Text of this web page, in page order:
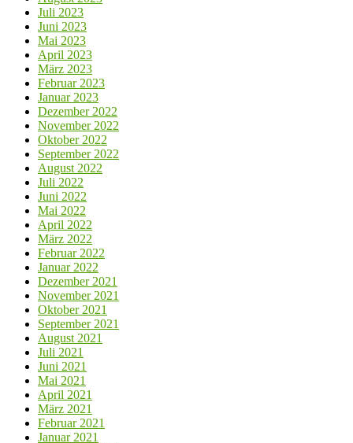
Juli 2023
Juni 2023
Mai 2023
April 2023
März 2023
Februar 2023
Januar 2023
Dezember 2022
November 2022
Oktober 2022
September 2022
August 2022
Juli 2022
Juni 2022
Mai 2022
April 2022
März 2022
Februar 2022
Januar 2022
Dezember 2021
November 2021
Oktober 2021
September 2021
August 2021
Juli 2021
Juni 2021
Mai 2021
April 2021
März 2021
Februar 2021
Januar 2021